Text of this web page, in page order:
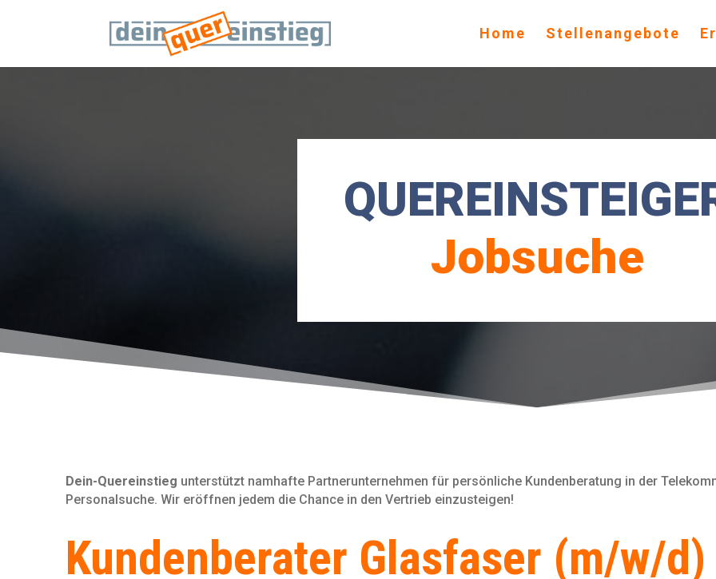
Home Stellenangebote
Jobsuche
Dein-Quereinstieg unterstützt namhafte Partnerunternehmen für persönliche Kundenberatung in der
Personal­suche. Wir eröffnen jedem die Chance in den Vertrieb einzusteigen!
Kundenberater Glasfaser (m/w/d)